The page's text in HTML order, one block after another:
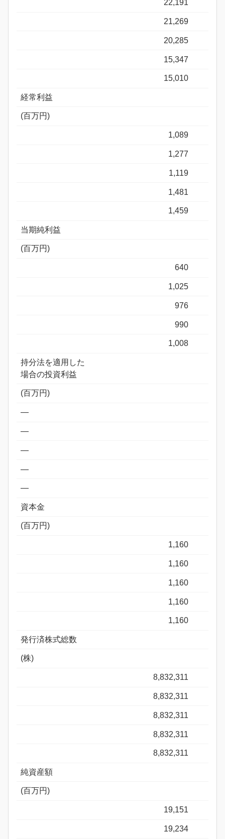
22,191
21,269
20,285
15,347
15,010
経常利益
(百万円)
1,089
1,277
1,119
1,481
1,459
当期純利益
(百万円)
640
1,025
976
990
1,008
持分法を適用した
場合の投資利益
(百万円)
―
―
―
―
―
資本金
(百万円)
1,160
1,160
1,160
1,160
1,160
発行済株式総数
(株)
8,832,311
8,832,311
8,832,311
8,832,311
8,832,311
純資産額
(百万円)
19,151
19,234